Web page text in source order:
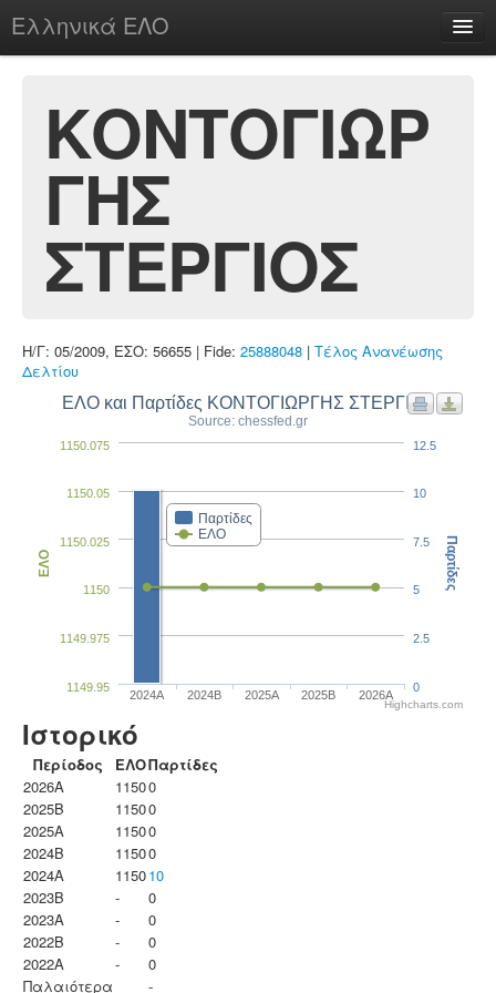
Ελληνικά ΕΛΟ
chesstu.be @ discord
Login
ΚΟΝΤΟΓΙΩΡ
ΓΗΣ
ΣΤΕΡΓΙΟΣ
Η/Γ: 05/2009, ΕΣΟ: 56655 | Fide: 25888048 | Τέλος Ανανέωσης
Δελτίου
ΕΛΟ και Παρτίδες ΚΟΝΤΟΓΙΩΡΓΗΣ ΣΤΕΡΓΙΟΣ
Source: chessfed.gr
Παρτίδες
ΕΛΟ
2024A 2024B 2025A 2025B 2026A
1149.95
1149.975
1150
1150.025
1150.05
1150.075
ΕΛΟ
0
2.5
5
7.5
10
12.5
Παρτίδες
Highcharts.com
Ιστορικό
Περίοδος ΕΛΟΠαρτίδες
2026A
11500
2025B
11500
2025A
11500
2024B
11500
2024A
115010
2023B
-
0
2023Α
-
0
2022B
-
0
2022A
-
0
Παλαιότερα
-